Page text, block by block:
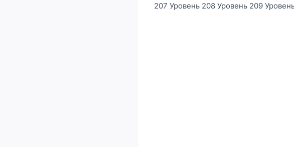
207 Уровень 208 Уровень 209